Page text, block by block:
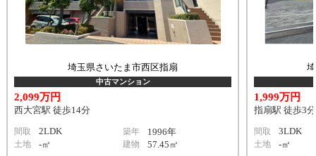
埼玉県さいたま市西区指扇
中古マンション
2,099万円
西大宮駅 徒歩14分
間取 2LDK 築年 1996年
土地 -㎡ 建物 57.45㎡
1,999万円
指扇駅 徒歩3分
間取 3LDK
土地 -㎡